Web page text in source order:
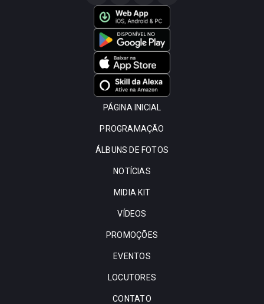
PÁGINA INICIAL
PROGRAMAÇÃO
ÁLBUNS DE FOTOS
NOTÍCIAS
MIDIA KIT
VÍDEOS
PROMOÇÕES
EVENTOS
LOCUTORES
CONTATO